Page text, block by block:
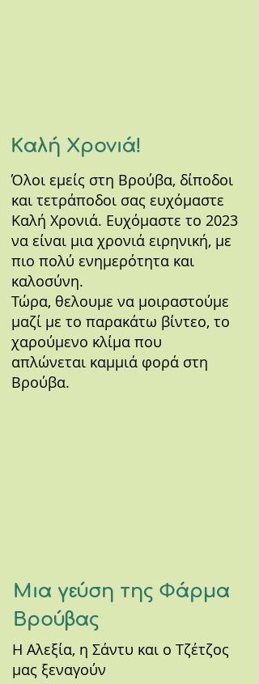
Καλή Χρονιά!
Όλοι εμείς στη Βρούβα, δίποδοι
και τετράποδοι σας ευχόμαστε
Καλή Χρονιά. Ευχόμαστε το 2023
να είναι μια χρονιά ειρηνική, με
πιο πολύ ενημερότητα και
καλοσύνη.
Τώρα, θελουμε να μοιραστούμε
μαζί με το παρακάτω βίντεο, το
χαρούμενο κλίμα που
απλώνεται καμμιά φορά στη
Βρούβα.
Μια γεύση της Φάρμα
Βρούβας
Η Αλεξία, η Σάντυ και ο Τζέτζος
μας ξεναγούν